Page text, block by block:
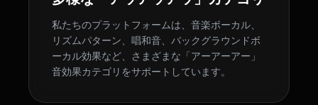
私たちのプラットフォームは、音楽ボーカル、
リズムパターン、唱和音、バックグラウンドボ
ーカル効果など、さまざまな「アーアーアー」
音効果カテゴリをサポートしています。